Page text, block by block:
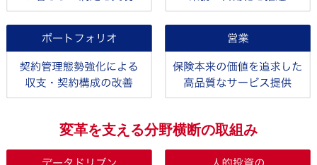
変革を支える分野横断の取組み